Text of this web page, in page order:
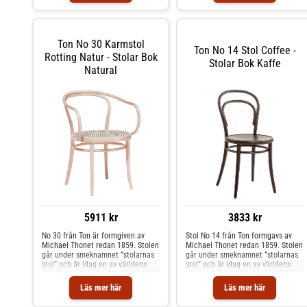
skrivbordet och som
Shoppa Stolar och mer Stolar &
Pallar hos Royal Design.
Formgivning av Michael Thonet.-
Ton No 30 Karmstol
Rotting Natur - Stolar Bok
Natural
5911 kr
Läs mer här
No 30 från Ton är formgiven av
Michael Thonet redan 1859. Stolen
går under smeknamnet ”stolarnas
stol” och är idag en av världens
mest omtyckta klassiker. Stolen är
tidlös med mångsidig användning;
den passar lika bra till matbordet,
skrivbordet och som
Ton No 14 Stol Coffee -
Stolar Bok Kaffe
3833 kr
Läs mer här
Stol No 14 från Ton formgavs av
Michael Thonet redan 1859. Stolen
går under smeknamnet ”stolarnas
stol” och är idag en av världens
mest omtyckta klassiker. No 14 har
tillverkats i otaliga exemplar och
har sedan den ritades hittat sin
plats i lika många hem och miljöer